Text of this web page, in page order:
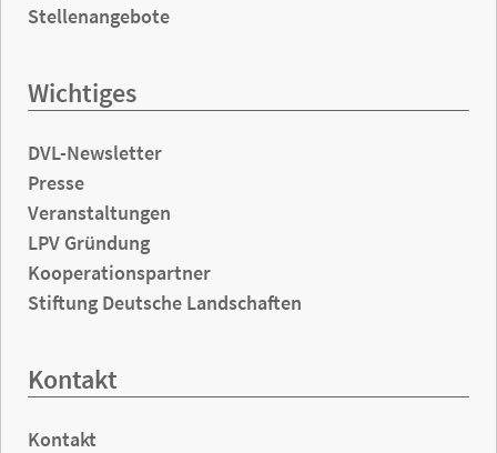
Stellenangebote
Wichtiges
DVL-Newsletter
Presse
Veranstaltungen
LPV Gründung
Kooperationspartner
Stiftung Deutsche Landschaften
Kontakt
Kontakt